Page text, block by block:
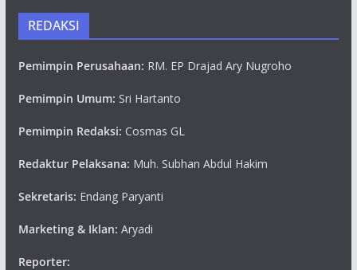
REDAKSI
Pemimpin Perusahaan: RM. EP Drajad Ary Nugroho
Pemimpin Umum: Sri Hartanto
Pemimpin Redaksi: Cosmas GL
Redaktur Pelaksana: Muh. Subhan Abdul Hakim
Sekretaris: Endang Paryanti
Marketing & Iklan: Aryadi
Reporter: